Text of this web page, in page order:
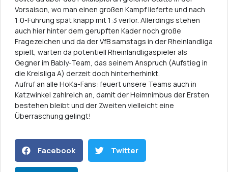
Vorsaison, wo man einen großen Kampf lieferte und nach
1:0-Führung spät knapp mit 1:3 verlor. Allerdings stehen
auch hier hinter dem gerupften Kader noch große
Fragezeichen und da der VfB samstags in der Rheinlandliga
spielt, warten da potentiell Rheinlandligaspieler als
Gegner im Bably-Team, das seinem Anspruch (Aufstieg in
die Kreisliga A) derzeit doch hinterherhinkt.
Aufruf an alle HoKa-Fans: feuert unsere Teams auch in
Katzwinkel zahlreich an, damit der Heimnimbus der Ersten
bestehen bleibt und der Zweiten vielleicht eine
Überraschung gelingt!
Facebook Twitter